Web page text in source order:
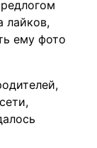
лайков,
ему фото